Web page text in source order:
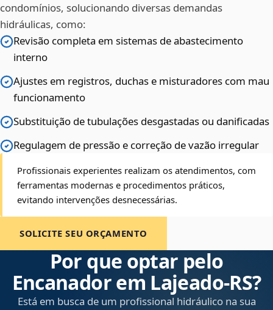
condomínios, solucionando diversas demandas
hidráulicas, como:
Revisão completa em sistemas de abastecimento
interno
Ajustes em registros, duchas e misturadores com mau
funcionamento
Substituição de tubulações desgastadas ou danificadas
Regulagem de pressão e correção de vazão irregular
Profissionais experientes realizam os atendimentos, com
ferramentas modernas e procedimentos práticos,
evitando intervenções desnecessárias.
SOLICITE SEU ORÇAMENTO
Por que optar pelo
Encanador em Lajeado‑RS?
Está em busca de um profissional hidráulico na sua